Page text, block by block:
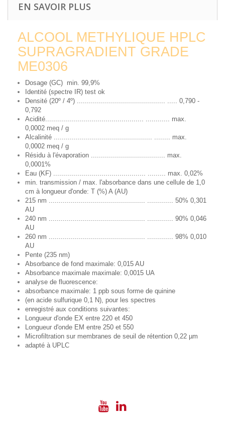
EN SAVOIR PLUS
ALCOOL METHYLIQUE HPLC
SUPRAGRADIENT GRADE
ME0306
Dosage (GC) min. 99,9%
Identité (spectre IR) test ok
Densité (20º / 4º) ............................................ ..... 0,790 -
0,792
Acidité................................................. ............ max.
0,0002 meq / g
Alcalinité ................................................. ........ max.
0,0002 meq / g
Résidu à l'évaporation ..................................... max.
0,0001%
Eau (KF) .............................................. ......... max. 0,02%
min. transmission / max. l'absorbance dans une cellule de 1,0
cm à longueur d'onde: T (%) A (AU)
215 nm ................................................ ............. 50% 0,301
AU
240 nm ................................................ ............. 90% 0,046
AU
260 nm ................................................ ............. 98% 0,010
AU
Pente (235 nm)
Absorbance de fond maximale: 0,015 AU
Absorbance maximale maximale: 0,0015 UA
analyse de fluorescence:
absorbance maximale: 1 ppb sous forme de quinine
(en acide sulfurique 0,1 N), pour les spectres
enregistré aux conditions suivantes:
Longueur d'onde EX entre 220 et 450
Longueur d'onde EM entre 250 et 550
Microfiltration sur membranes de seuil de rétention 0,22 µm
adapté à UPLC